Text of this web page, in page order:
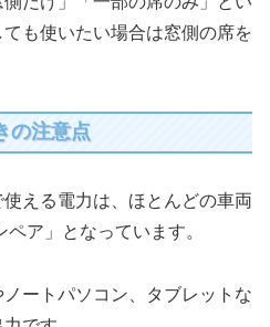
も使いたい場合は窓側の席を
の注意点
える電力は、ほとんどの車両
ア」となっています。
ートパソコン、タブレットな